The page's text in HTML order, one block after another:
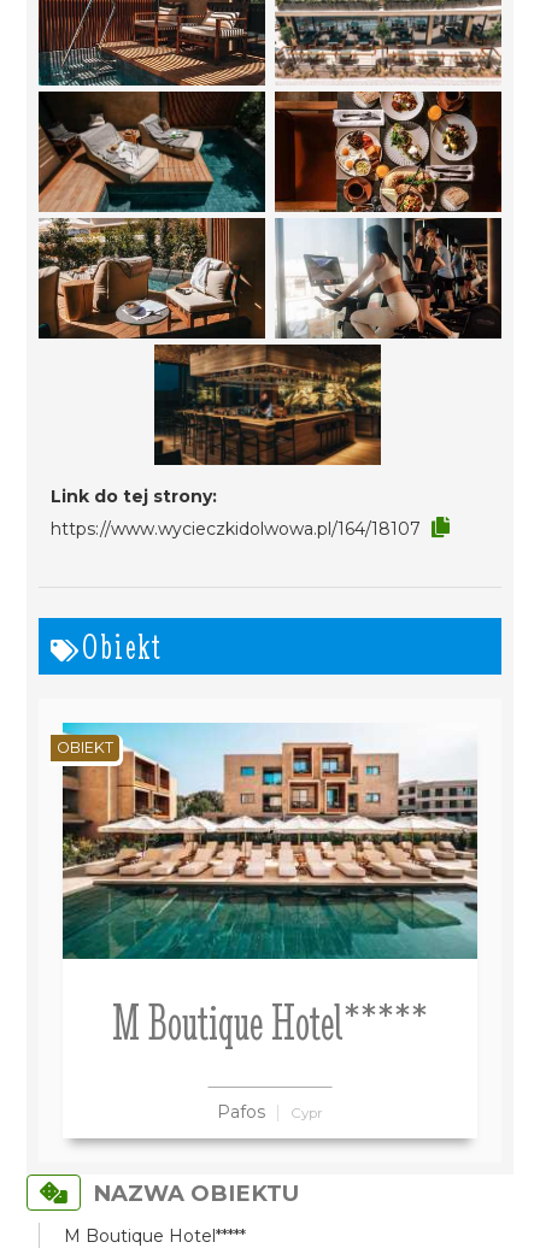
Link do tej strony:
https://www.wycieczkidolwowa.pl/164/18107
Obiekt
M Boutique Hotel*****
Pafos Cypr
OBIEKT
NAZWA OBIEKTU
M Boutique Hotel*****